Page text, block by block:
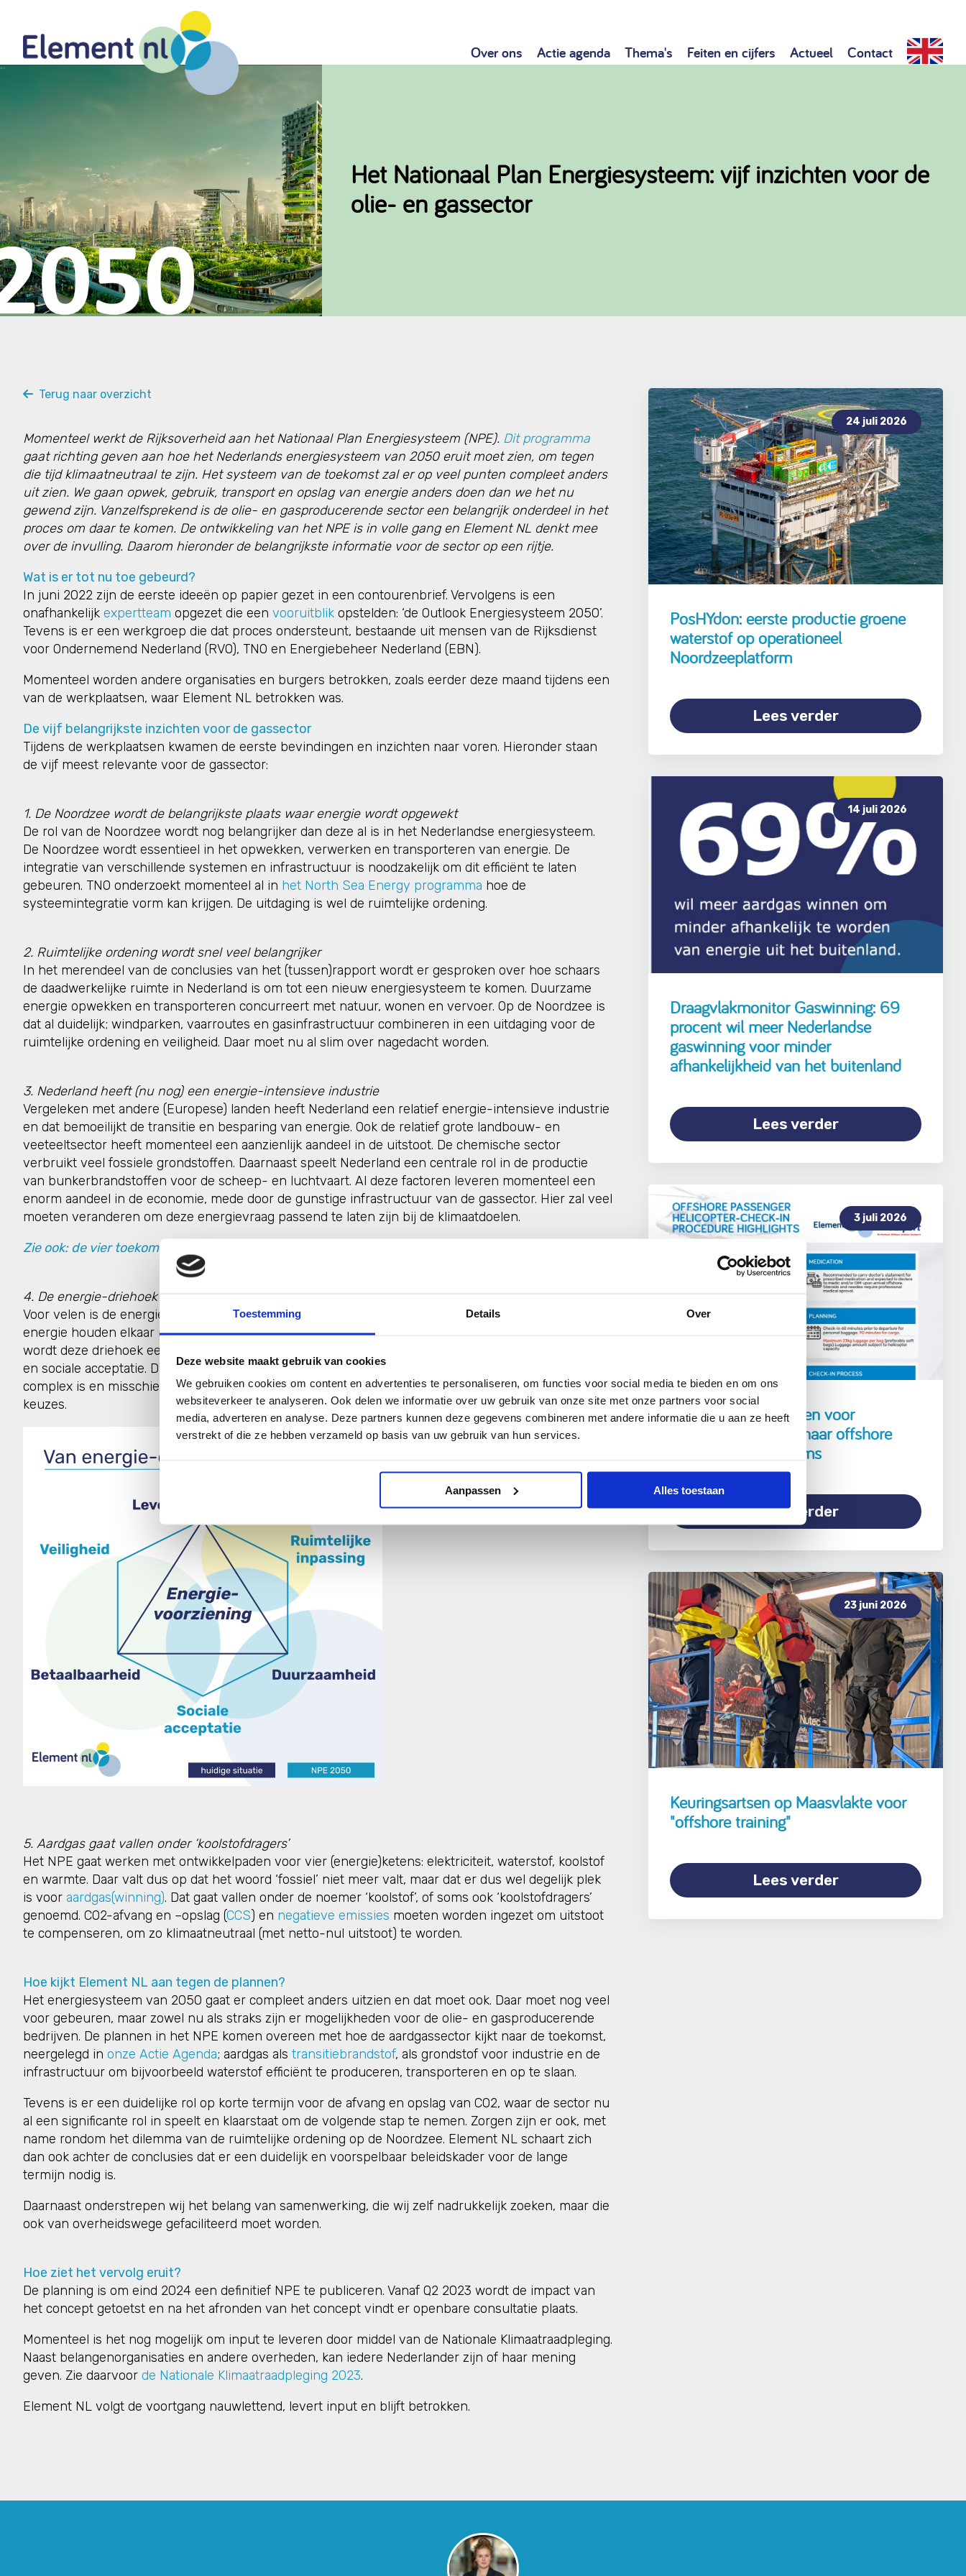
Toestemming Details Over
Deze website maakt gebruik van cookies
We gebruiken cookies om content en advertenties te personaliseren, om functies voor social media te bieden en om ons
websiteverkeer te analyseren. Ook delen we informatie over uw gebruik van onze site met onze partners voor social
media, adverteren en analyse. Deze partners kunnen deze gegevens combineren met andere informatie die u aan ze heeft
verstrekt of die ze hebben verzameld op basis van uw gebruik van hun services.
Aanpassen Alles toestaan
inhoud
Over ons Actie agenda Thema's Feiten en cijfers Actueel Contact
Het Nationaal Plan Energiesysteem: vijf inzichten voor de
olie- en gassector
Terug naar overzicht
Momenteel werkt de Rijksoverheid aan het Nationaal Plan Energiesysteem (NPE). Dit programma
gaat richting geven aan hoe het Nederlands energiesysteem van 2050 eruit moet zien, om tegen
die tijd klimaatneutraal te zijn. Het systeem van de toekomst zal er op veel punten compleet anders
uit zien. We gaan opwek, gebruik, transport en opslag van energie anders doen dan we het nu
gewend zijn. Vanzelfsprekend is de olie- en gasproducerende sector een belangrijk onderdeel in het
proces om daar te komen. De ontwikkeling van het NPE is in volle gang en Element NL denkt mee
over de invulling. Daarom hieronder de belangrijkste informatie voor de sector op een rijtje.
Wat is er tot nu toe gebeurd?
In juni 2022 zijn de eerste ideeën op papier gezet in een contourenbrief. Vervolgens is een
onafhankelijk expertteam opgezet die een vooruitblik opstelden: ‘de Outlook Energiesysteem 2050’.
Tevens is er een werkgroep die dat proces ondersteunt, bestaande uit mensen van de Rijksdienst
voor Ondernemend Nederland (RVO), TNO en Energiebeheer Nederland (EBN).
Momenteel worden andere organisaties en burgers betrokken, zoals eerder deze maand tijdens een
van de werkplaatsen, waar Element NL betrokken was.
De vijf belangrijkste inzichten voor de gassector
Tijdens de werkplaatsen kwamen de eerste bevindingen en inzichten naar voren. Hieronder staan
de vijf meest relevante voor de gassector:
1. De Noordzee wordt de belangrijkste plaats waar energie wordt opgewekt
De rol van de Noordzee wordt nog belangrijker dan deze al is in het Nederlandse energiesysteem.
De Noordzee wordt essentieel in het opwekken, verwerken en transporteren van energie. De
integratie van verschillende systemen en infrastructuur is noodzakelijk om dit efficiënt te laten
gebeuren. TNO onderzoekt momenteel al in het North Sea Energy programma hoe de
systeemintegratie vorm kan krijgen. De uitdaging is wel de ruimtelijke ordening.
2. Ruimtelijke ordening wordt snel veel belangrijker
In het merendeel van de conclusies van het (tussen)rapport wordt er gesproken over hoe schaars
de daadwerkelijke ruimte in Nederland is om tot een nieuw energiesysteem te komen. Duurzame
energie opwekken en transporteren concurreert met natuur, wonen en vervoer. Op de Noordzee is
dat al duidelijk; windparken, vaarroutes en gasinfrastructuur combineren in een uitdaging voor de
ruimtelijke ordening en veiligheid. Daar moet nu al slim over nagedacht worden.
3. Nederland heeft (nu nog) een energie-intensieve industrie
Vergeleken met andere (Europese) landen heeft Nederland een relatief energie-intensieve industrie
en dat bemoeilijkt de transitie en besparing van energie. Ook de relatief grote landbouw- en
veeteeltsector heeft momenteel een aanzienlijk aandeel in de uitstoot. De chemische sector
verbruikt veel fossiele grondstoffen. Daarnaast speelt Nederland een centrale rol in de productie
van bunkerbrandstoffen voor de scheep- en luchtvaart. Al deze factoren leveren momenteel een
enorm aandeel in de economie, mede door de gunstige infrastructuur van de gassector. Hier zal veel
moeten veranderen om deze energievraag passend te laten zijn bij de klimaatdoelen.
Zie ook:de vier toekomstvisies van het Planbureau voor de Leefbare Omgeving
4. De energie-driehoek wordt een zeshoek
Voor velen is de energiedriehoek bekend; betaalbaarheid, leveringszekerheid en duurzaamheid van
energie houden elkaar in balans. In het energiesysteem van de toekomst wordt dit complexer en
wordt deze driehoek een zeshoek. Eraan toegevoegd worden: veiligheid, ruimtelijke inpasbaarheid
en sociale acceptatie. Dit alles heeft te maken met schaarste en laat zien hoe het energievraagstuk
complex is en misschien alleen maar complexer wordt. Dit vraagt om het maken van moeilijke
keuzes.
5. Aardgas gaat vallen onder ‘koolstofdragers’
Het NPE gaat werken met ontwikkelpaden voor vier (energie)ketens: elektriciteit, waterstof, koolstof
en warmte. Daar valt dus op dat het woord ‘fossiel’ niet meer valt, maar dat er dus wel degelijk plek
is voor aardgas(winning). Dat gaat vallen onder de noemer ‘koolstof’, of soms ook ‘koolstofdragers’
genoemd. CO2-afvang en –opslag (CCS) en negatieve emissies moeten worden ingezet om uitstoot
te compenseren, om zo klimaatneutraal (met netto-nul uitstoot) te worden.
Hoe kijkt Element NL aan tegen de plannen?
Het energiesysteem van 2050 gaat er compleet anders uitzien en dat moet ook. Daar moet nog veel
voor gebeuren, maar zowel nu als straks zijn er mogelijkheden voor de olie- en gasproducerende
bedrijven. De plannen in het NPE komen overeen met hoe de aardgassector kijkt naar de toekomst,
neergelegd in onze Actie Agenda; aardgas als transitiebrandstof, als grondstof voor industrie en de
infrastructuur om bijvoorbeeld waterstof efficiënt te produceren, transporteren en op te slaan.
Tevens is er een duidelijke rol op korte termijn voor de afvang en opslag van CO2, waar de sector nu
al een significante rol in speelt en klaarstaat om de volgende stap te nemen. Zorgen zijn er ook, met
name rondom het dilemma van de ruimtelijke ordening op de Noordzee. Element NL schaart zich
dan ook achter de conclusies dat er een duidelijk en voorspelbaar beleidskader voor de lange
termijn nodig is.
Daarnaast onderstrepen wij het belang van samenwerking, die wij zelf nadrukkelijk zoeken, maar die
ook van overheidswege gefaciliteerd moet worden.
Hoe ziet het vervolg eruit?
De planning is om eind 2024 een definitief NPE te publiceren. Vanaf Q2 2023 wordt de impact van
het concept getoetst en na het afronden van het concept vindt er openbare consultatie plaats.
Momenteel is het nog mogelijk om input te leveren door middel van de Nationale Klimaatraadpleging.
Naast belangenorganisaties en andere overheden, kan iedere Nederlander zijn of haar mening
geven. Zie daarvoor de Nationale Klimaatraadpleging 2023.
Element NL volgt de voortgang nauwlettend, levert input en blijft betrokken.
24 juli 2026
PosHYdon: eerste productie groene
waterstof op operationeel
Noordzeeplatform
Lees verder
14 juli 2026
Draagvlakmonitor Gaswinning: 69
procent wil meer Nederlandse
gaswinning voor minder
afhankelijkheid van het buitenland
Lees verder
3 juli 2026
Aangepaste richtlijnen voor
helikoptertransport naar offshore
gasproductieplatforms
Lees verder
23 juni 2026
Keuringsartsen op Maasvlakte voor
"offshore training"
Lees verder